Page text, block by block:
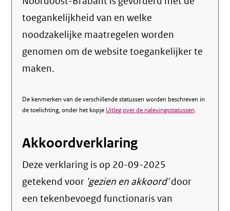
toegankelijkheid van en welke
noodzakelijke maatregelen worden
genomen om de website toegankelijker te
maken.
De kenmerken van de verschillende statussen worden beschreven in
de toelichting, onder het kopje Uitleg over de nalevingsstatussen.
Akkoordverklaring
Deze verklaring is op 20-09-2025
getekend voor 'gezien en akkoord'door
een tekenbevoegd functionaris van